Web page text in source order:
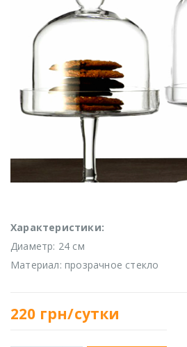
Характеристики:
Диаметр: 24 см
Материал: прозрачное стекло
220 грн/сутки